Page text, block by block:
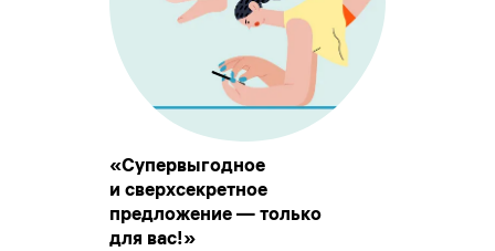
«Супервыгодное
и сверхсекретное
предложение — только
для вас!»